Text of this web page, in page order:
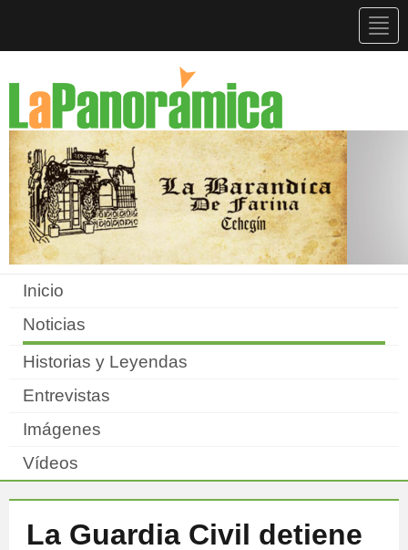
Inicio
Noticias
Historias y Leyendas
Entrevistas
Imágenes
Vídeos
La Guardia Civil detiene